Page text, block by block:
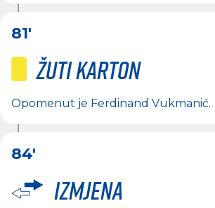
81'
Žuti karton
Opomenut je Ferdinand Vukmanić.
84'
Izmjena